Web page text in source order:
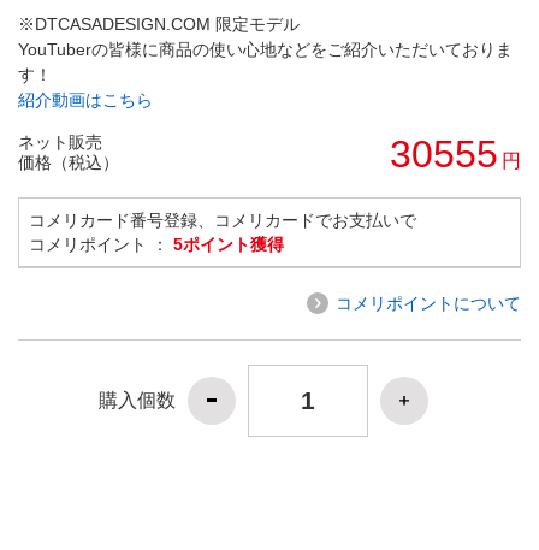
※DTCASADESIGN.COM 限定モデル
YouTuberの皆様に商品の使い心地などをご紹介いただいておりま
す！
紹介動画はこちら
ネット販売
価格（税込）
30555 円
コメリカード番号登録、コメリカードでお支払いで
コメリポイント ： 5ポイント獲得
コメリポイントについて
購入個数